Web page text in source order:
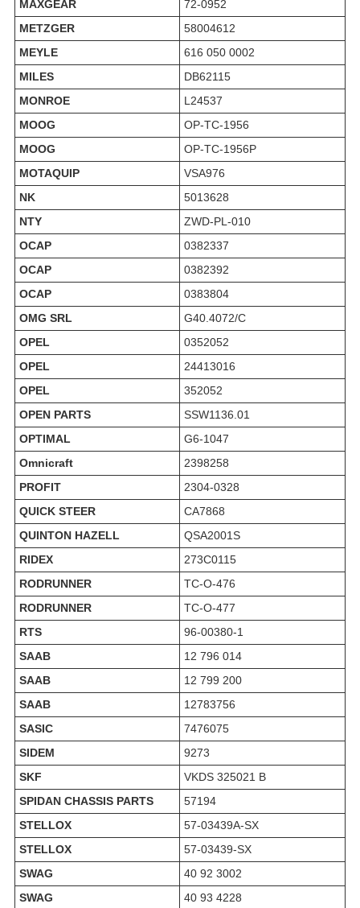
MAXGEAR
72-0952
METZGER
58004612
MEYLE
616 050 0002
MILES
DB62115
MONROE
L24537
MOOG
OP-TC-1956
MOOG
OP-TC-1956P
MOTAQUIP
VSA976
NK
5013628
NTY
ZWD-PL-010
OCAP
0382337
OCAP
0382392
OCAP
0383804
OMG SRL
G40.4072/C
OPEL
0352052
OPEL
24413016
OPEL
352052
OPEN PARTS
SSW1136.01
OPTIMAL
G6-1047
Omnicraft
2398258
PROFIT
2304-0328
QUICK STEER
CA7868
QUINTON HAZELL
QSA2001S
RIDEX
273C0115
RODRUNNER
TC-O-476
RODRUNNER
TC-O-477
RTS
96-00380-1
SAAB
12 796 014
SAAB
12 799 200
SAAB
12783756
SASIC
7476075
SIDEM
9273
SKF
VKDS 325021 B
SPIDAN CHASSIS PARTS
57194
STELLOX
57-03439A-SX
STELLOX
57-03439-SX
SWAG
40 92 3002
SWAG
40 93 4228